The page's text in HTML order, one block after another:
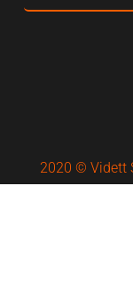
2020 © Vidett